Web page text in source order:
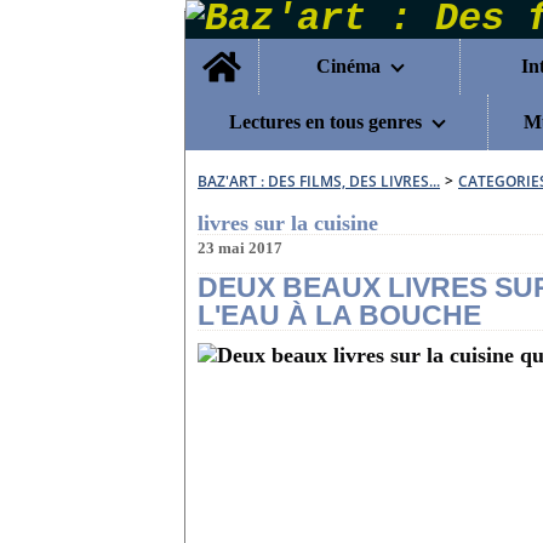
Home
Cinéma
Lectures en tous genres
BAZ'ART : DES FILMS, DES LIVRES... >
livres sur la cuisine
23 mai 2017
DEUX BEAUX LIVRES
L'EAU À LA BOUCHE